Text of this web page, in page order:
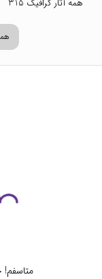
همه آثار گرافیک 315
متاسفم!